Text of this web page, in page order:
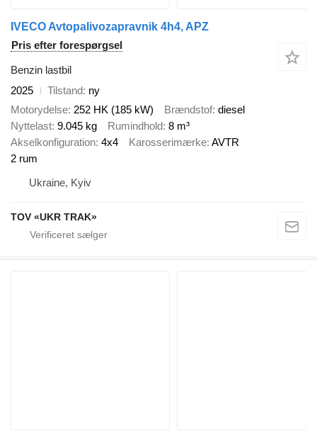
IVECO Avtopalivozapravnik 4h4, APZ
Pris efter forespørgsel
Benzin lastbil
2025
Tilstand ny
Motorydelse 252 HK (185 kW) Brændstof diesel
Nyttelast 9.045 kg Rumindhold 8 m³
Akselkonfiguration 4x4 Karosserimærke AVTR
2 rum
Ukraine, Kyiv
TOV «UKR TRAK»